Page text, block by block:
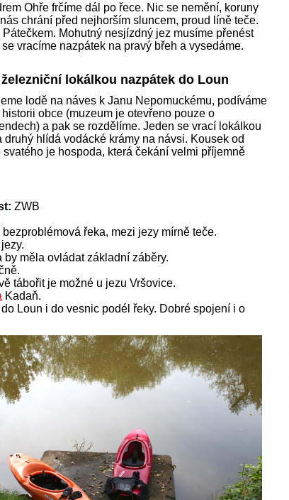
Ohře frčíme dál po řece. Nic se nemění, koruny
chrání před nejhorším sluncem, proud líně teče.
Mohutný nesjízdný jez musíme přenést
vracíme nazpátek na pravý břeh a vysedáme.
lokálkou nazpátek do Loun
lodě na náves k Janu Nepomuckému, podíváme
obce (muzeum je otevřeno pouze o
a pak se rozdělíme. Jeden se vrací lokálkou
druhý hlídá vodácké krámy na návsi. Kousek od
je hospoda, která čekání velmi příjemně
ZWB
bezproblémová řeka, mezi jezy mírně teče.
by měla ovládat základní záběry.
tábořit je možné u jezu Vršovice.
Kadaň.
Loun i do vesnic podél řeky. Dobré spojení i o